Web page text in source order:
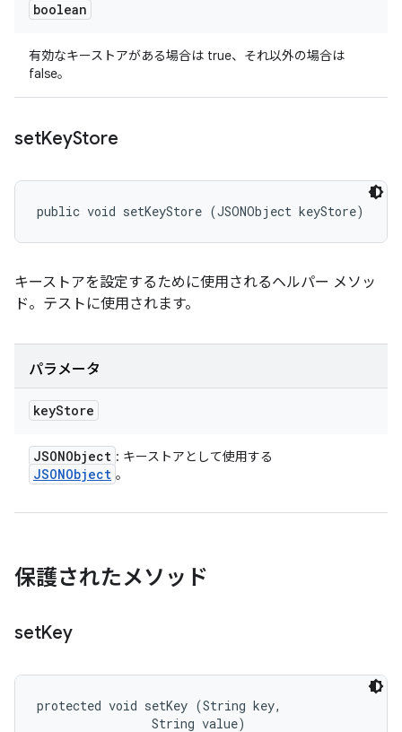
boolean
有効なキーストアがある場合は true、それ以外の場合は
false。
setKeyStore
public void setKeyStore (JSONObject keyStore)
キーストアを設定するために使用されるヘルパー メソッ
ド。テストに使用されます。
パラメータ
keyStore
JSONObject : キーストアとして使用する
JSONObject 。
保護されたメソッド
setKey
protected void setKey (String key,
                String value)